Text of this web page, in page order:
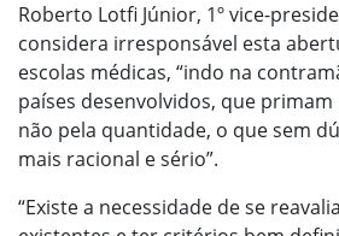
Roberto Lotfi Júnior, 1º vice-
considera irresponsável esta
escolas médicas, “indo na
países desenvolvidos, que
não pela quantidade, o que sem
mais racional e sério”.
“Existe a necessidade de se